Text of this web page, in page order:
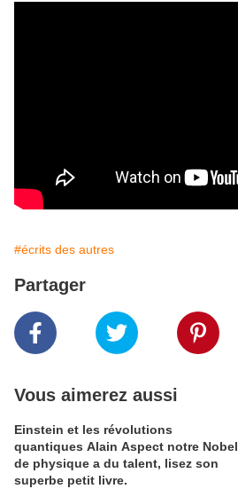
#écrits des autres
Partager
Vous aimerez aussi
Einstein et les révolutions
quantiques Alain Aspect notre Nobel
de physique a du talent, lisez son
superbe petit livre.